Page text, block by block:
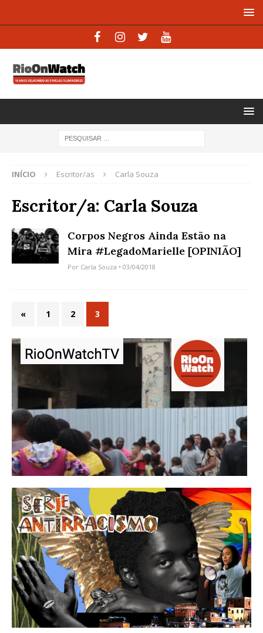
INÍCIO Escritor/as Carla Souza
Escritor/a: Carla Souza
Corpos Negros Ainda Estão na
Mira #LegadoMarielle [OPINIÃO]
Por Carla Souza • 03/04/2018
« 1 2 3